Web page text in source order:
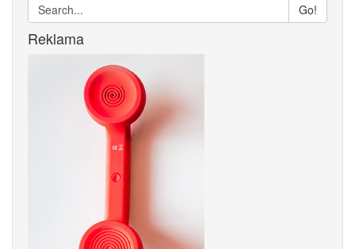
Go!
Reklama